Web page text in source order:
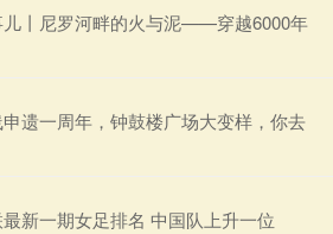
儿丨尼罗河畔的火与泥——穿越6000年
遗一周年，钟鼓楼广场大变样，你去
新一期女足排名 中国队上升一位